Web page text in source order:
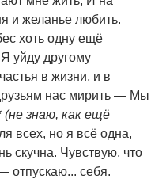
и желанье любить.
хоть одну ещё
Я уйду другому
в жизни, и в
нас мирить — Мы
(не знаю, как ещё
всех, но я всё одна,
скучна. Чувствую, что
отпускаю... себя.